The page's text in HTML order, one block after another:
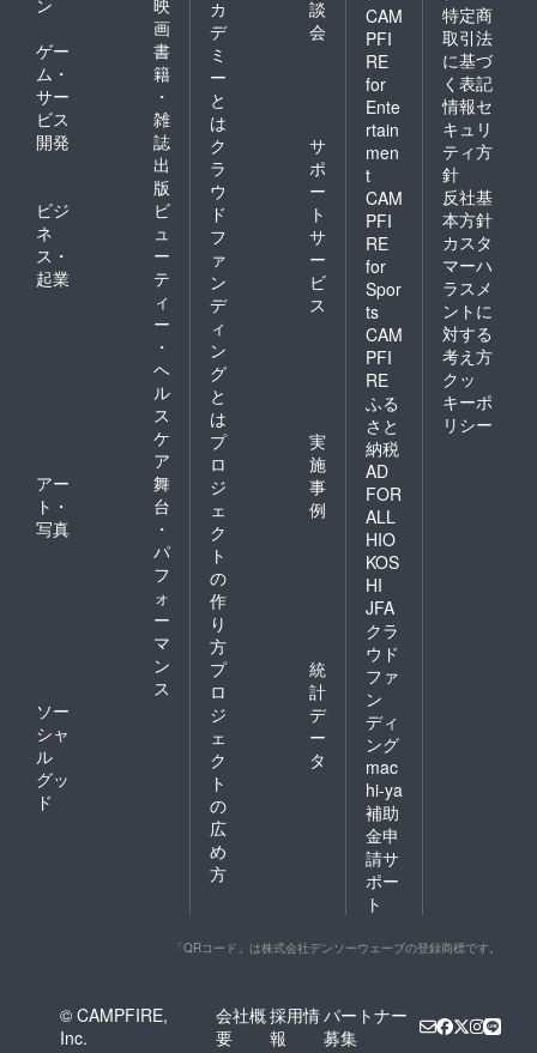
ン
映
画
ゲー
ム・
サー
ビス
開発
書
籍
・
雑
誌
出
版
ビジ
ネ
ス・
起業
ビ
ュ
ー
テ
ィ
ー
・
ヘ
ル
ス
ケ
ア
アー
ト・
写真
舞
台
・
パ
フ
ォ
ー
マ
ン
ス
ソー
シャ
ル
グッ
ド
カ
デ
ミ
ー
と
は
談
会
ク
ラ
ウ
ド
フ
ァ
ン
デ
ィ
ン
グ
と
は
サ
ポ
ー
ト
サ
ー
ビ
ス
プ
ロ
ジ
ェ
ク
ト
の
作
り
方
実
施
事
例
プ
ロ
ジ
ェ
ク
ト
の
広
め
方
統
計
デ
ー
タ
CAM
PFI
RE
for
Ente
rtain
men
t
CAM
PFI
RE
for
Spor
ts
CAM
PFI
RE
ふる
さと
納税
AD
FOR
ALL
HIO
KOS
HI
JFA
クラ
ウド
ファ
ン
ディ
ング
mac
hi-ya
補助
金申
請サ
ポー
ト
特定商
取引法
に基づ
く表記
情報セ
キュリ
ティ方
針
反社基
本方針
カスタ
マーハ
ラスメ
ントに
対する
考え方
クッ
キーポ
リシー
「QRコード」は株式会社デンソーウェーブの登録商標です。
© CAMPFIRE,
Inc.
会社概
要
採用情
報
パートナー
募集